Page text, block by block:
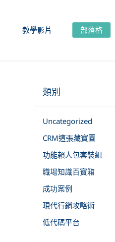
教學影片 部落格
類別
Uncategorized
CRM這張藏寶圖
功能賴人包套裝組
職場知識百寶箱
成功案例
現代行銷攻略術
低代碼平台